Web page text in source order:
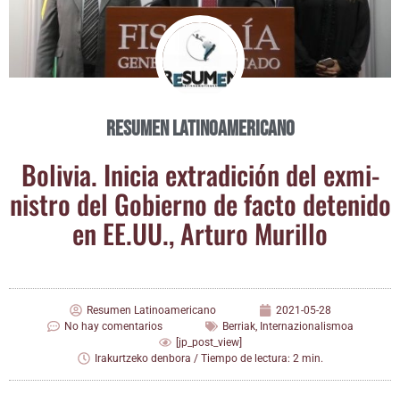
Resumen Latinoamericano
Boli­via. Ini­cia extra­di­ción del exmi­
nis­tro del Gobierno de fac­to dete­ni­do
en EE.UU., Artu­ro Murillo
Resumen Latinoamericano
2021-05-28
No hay comentarios
Berriak, Internazionalismoa
[jp_post_view]
Irakurtzeko denbora / Tiempo de lectura: 2 min.